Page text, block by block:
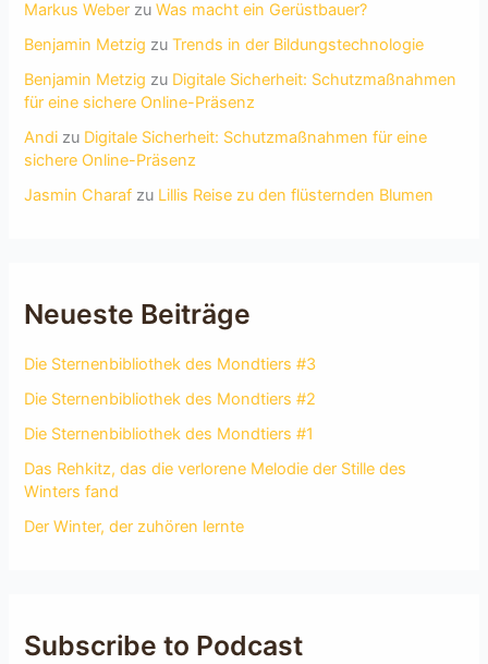
Markus Weber zuWas macht ein Gerüstbauer?
Benjamin Metzig zuTrends in der Bildungstechnologie
Benjamin Metzig zu Digitale Sicherheit: Schutzmaßnahmen
für eine sichere Online-Präsenz
Andi zu Digitale Sicherheit: Schutzmaßnahmen für eine
sichere Online-Präsenz
Jasmin Charaf zu Lillis Reise zu den flüsternden Blumen
Neueste Beiträge
Die Sternenbibliothek des Mondtiers #3
Die Sternenbibliothek des Mondtiers #2
Die Sternenbibliothek des Mondtiers #1
Das Rehkitz, das die verlorene Melodie der Stille des
Winters fand
Der Winter, der zuhören lernte
Subscribe to Podcast